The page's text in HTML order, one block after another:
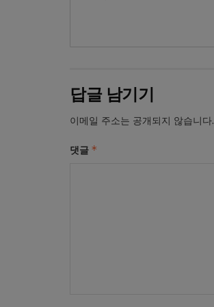
답글 남기기
이메일 주소는 공개되지 않습니다.
댓글 *